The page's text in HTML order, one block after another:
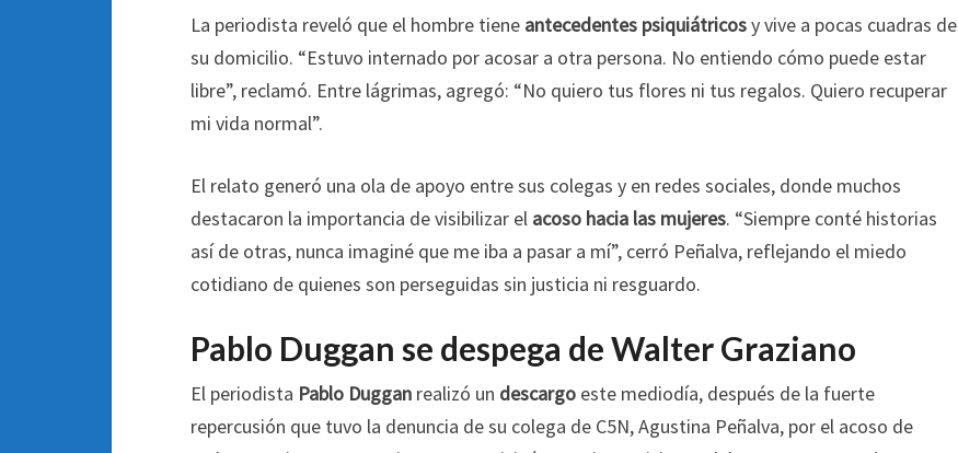
La periodista reveló que el hombre tiene antecedentes psiquiátricosy vive a pocas cuadras de
su domicilio. “Estuvo internado por acosar a otra persona. No entiendo cómo puede estar
libre”, reclamó. Entre lágrimas, agregó: “No quiero tus flores ni tus regalos. Quiero recuperar
mi vida normal”.
El relato generó una ola de apoyo entre sus colegas y en redes sociales, donde muchos
destacaron la importancia de visibilizar el acoso hacia las mujeres. “Siempre conté historias
así de otras, nunca imaginé que me iba a pasar a mí”, cerró Peñalva, reflejando el miedo
cotidiano de quienes son perseguidas sin justicia ni resguardo.
Pablo Duggan se despega de Walter Graziano
El periodista Pablo Duggan realizó un descargo este mediodía, después de la fuerte
repercusión que tuvo la denuncia de su colega de C5N, Agustina Peñalva, por el acoso de